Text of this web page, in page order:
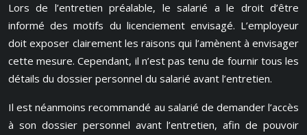
Lors de l’entretien préalable, le salarié a le droit d’être
informé des motifs du licenciement envisagé. L’employeur
doit exposer clairement les raisons qui l’amènent à envisager
cette mesure. Cependant, il n’est pas tenu de fournir tous les
détails du dossier personnel du salarié avant l’entretien.
Il est néanmoins recommandé au salarié de demander l’accès
à son dossier personnel avant l’entretien, afin de pouvoir